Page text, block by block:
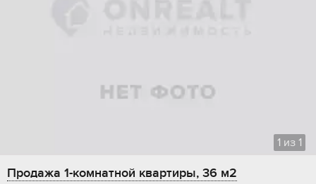
1 из 1
Продажа 1-комнатной квартиры, 36 м2